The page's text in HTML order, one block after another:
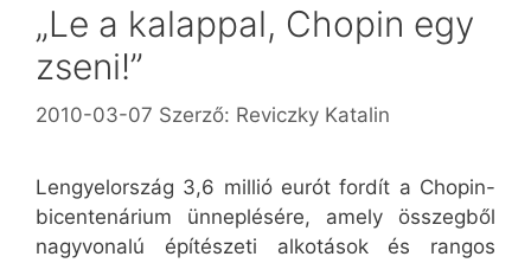
„Le a kalappal, Chopin egy
zseni!”
2010-03-07 Szerző: Reviczky Katalin
Lengyelország 3,6 millió eurót fordít a Chopin-
bicentenárium ünneplésére, amely összegből
nagyvonalú építészeti alkotások és rangos